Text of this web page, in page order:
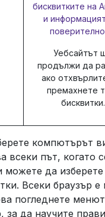
бисквитките на
и
Уебсайтът
продължи да
ако
премахнете
бисквитки.
компютърът
всеки път, когато
можете да
Всеки браузър
погледнете
за да научите